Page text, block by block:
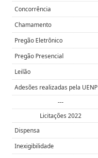
Concorrência
Chamamento
Pregão Eletrônico
Pregão Presencial
Leilão
Adesões realizadas pela UENP
---
Licitações 2022
Dispensa
Inexigibilidade